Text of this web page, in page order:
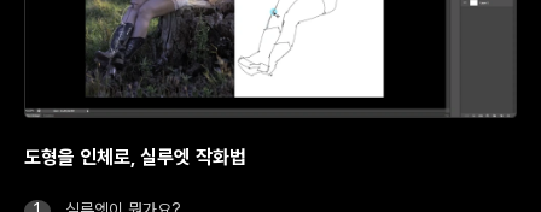
도형을 인체로, 실루엣 작화법